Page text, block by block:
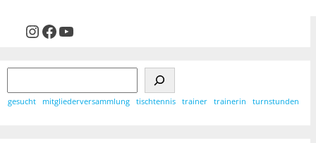
gesucht mitgliederversammlung tischtennis trainer trainerin turnstunden